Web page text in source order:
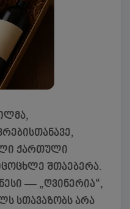
,
ქართული
შთაებერა.
— „ღვინერია“,
სთავაზობს არა